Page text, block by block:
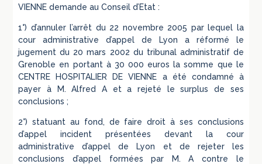
VIENNE demande au Conseil d’Etat :
1°) d’annuler l’arrêt du 22 novembre 2005 par lequel la
cour administrative d’appel de Lyon a réformé le
jugement du 20 mars 2002 du tribunal administratif de
Grenoble en portant à 30 000 euros la somme que le
CENTRE HOSPITALIER DE VIENNE a été condamné à
payer à M. Alfred A et a rejeté le surplus de ses
conclusions ;
2°) statuant au fond, de faire droit à ses conclusions
d’appel incident présentées devant la cour
administrative d’appel de Lyon et de rejeter les
conclusions d’appel formées par M. A contre le